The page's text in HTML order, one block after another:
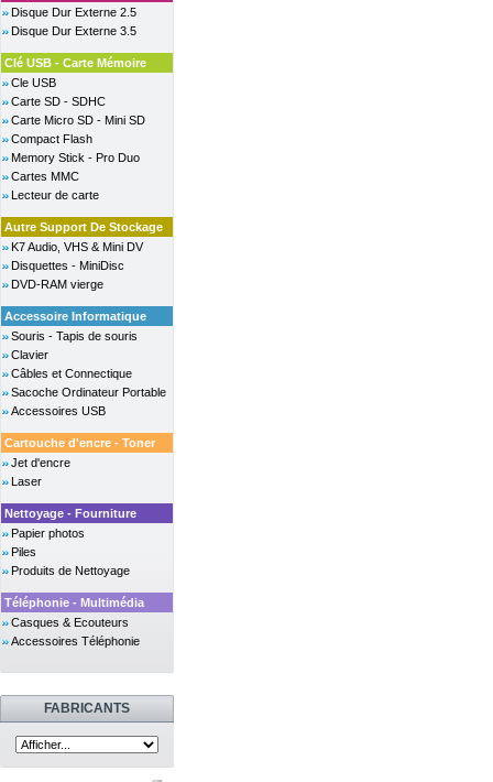
Disque Dur Externe 2.5
Disque Dur Externe 3.5
Clé USB - Carte Mémoire
Cle USB
Carte SD - SDHC
Carte Micro SD - Mini SD
Compact Flash
Memory Stick - Pro Duo
Cartes MMC
Lecteur de carte
Autre Support De Stockage
K7 Audio, VHS & Mini DV
Disquettes - MiniDisc
DVD-RAM vierge
Accessoire Informatique
Souris - Tapis de souris
Clavier
Câbles et Connectique
Sacoche Ordinateur Portable
Accessoires USB
Cartouche d'encre - Toner
Jet d'encre
Laser
Nettoyage - Fourniture
Papier photos
Piles
Produits de Nettoyage
Téléphonie - Multimédia
Casques & Ecouteurs
Accessoires Téléphonie
FABRICANTS